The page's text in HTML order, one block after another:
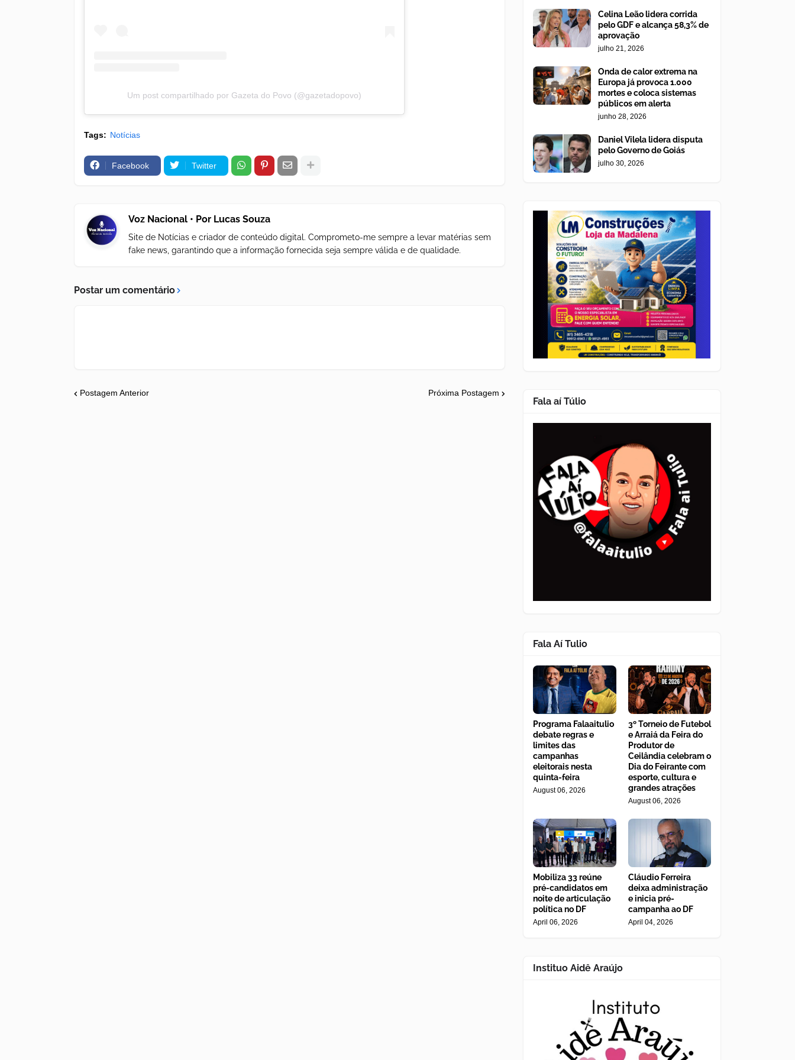
Um post compartilhado por Gazeta do Povo (@gazetadopovo)
Tags: Notícias
Facebook Twitter
Voz Nacional • Por Lucas Souza
Site de Notícias e criador de conteúdo digital. Comprometo-me sempre a levar matérias sem
fake news, garantindo que a informação fornecida seja sempre válida e de qualidade.
Postar um comentário
Postagem Anterior Próxima Postagem
Celina Leão lidera corrida
pelo GDF e alcança 58,3% de
aprovação
julho 21, 2026
Onda de calor extrema na
Europa já provoca 1.000
mortes e coloca sistemas
públicos em alerta
junho 28, 2026
Daniel Vilela lidera disputa
pelo Governo de Goiás
julho 30, 2026
Fala aí Túlio
Fala Aí Tulio
Programa Falaaitulio
debate regras e
limites das
campanhas
eleitorais nesta
quinta-feira
August 06, 2026
3º Torneio de Futebol
e Arraiá da Feira do
Produtor de
Ceilândia celebram o
Dia do Feirante com
esporte, cultura e
grandes atrações
August 06, 2026
Mobiliza 33 reúne
pré-candidatos em
noite de articulação
política no DF
April 06, 2026
Cláudio Ferreira
deixa administração
e inicia pré-
campanha ao DF
April 04, 2026
Instituo Aidê Araújo